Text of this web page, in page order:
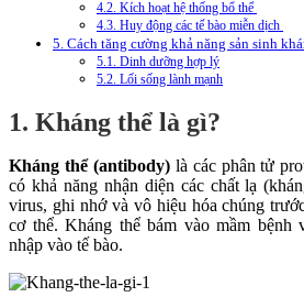
4.2. Kích hoạt hệ thống bổ thể
4.3. Huy động các tế bào miễn dịch
5. Cách tăng cường khả năng sản sinh
5.1. Dinh dưỡng hợp lý
5.2. Lối sống lành mạnh
1. Kháng thể là gì?
Kháng thể (antibody)là các phân tử
có khả năng nhận diện các chất lạ
virus, ghi nhớ và vô hiệu hóa chúng
cơ thể. Kháng thể bám vào mầm bệnh
nhập vào tế bào.